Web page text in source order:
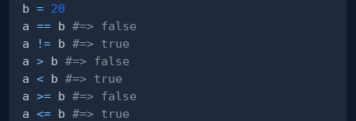
b = 20
a == b #=> false
a
!= b #=> true
a > b #=> false
a < b #=> true
a >= b #=> false
a <= b #=> true